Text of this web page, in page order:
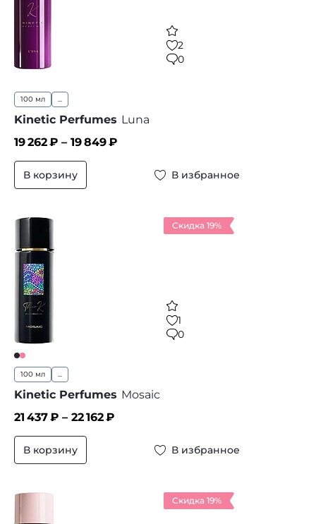
2
0
100 мл ...
Kinetic Perfumes Luna
19 262₽ – 19 849₽
В корзину В избранное
Скидка 19%
1
0
100 мл ...
Kinetic Perfumes Mosaic
21 437₽ – 22 162₽
В корзину В избранное
Скидка 19%